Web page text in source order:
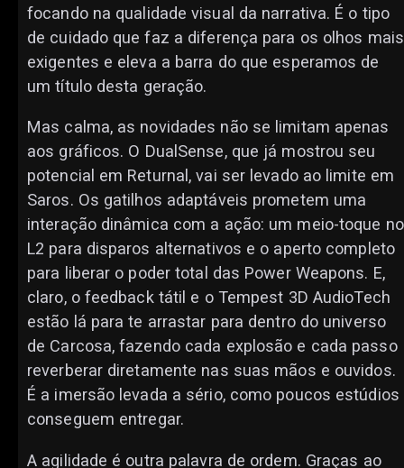
focando na qualidade visual da narrativa. É o tipo
de cuidado que faz a diferença para os olhos mais
exigentes e eleva a barra do que esperamos de
um título desta geração.
Mas calma, as novidades não se limitam apenas
aos gráficos. O DualSense, que já mostrou seu
potencial em Returnal, vai ser levado ao limite em
Saros. Os gatilhos adaptáveis prometem uma
interação dinâmica com a ação: um meio-toque no
L2 para disparos alternativos e o aperto completo
para liberar o poder total das Power Weapons. E,
claro, o feedback tátil e o Tempest 3D AudioTech
estão lá para te arrastar para dentro do universo
de Carcosa, fazendo cada explosão e cada passo
reverberar diretamente nas suas mãos e ouvidos.
É a imersão levada a sério, como poucos estúdios
conseguem entregar.
A agilidade é outra palavra de ordem. Graças ao